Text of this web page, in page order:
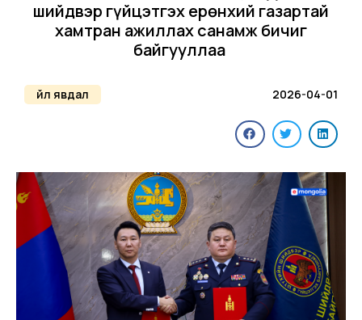
шийдвэр гүйцэтгэх ерөнхий газартай
хамтран ажиллах санамж бичиг
байгууллаа
Үйл явдал 2026-04-01